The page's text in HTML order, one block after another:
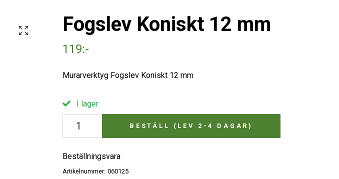
Fogslev Koniskt 12 mm
119:-
Murarverktyg Fogslev Koniskt 12 mm
I lager.
BESTÄLL (LEV 2-4 DAGAR)
Beställningsvara
Artikelnummer: 060125